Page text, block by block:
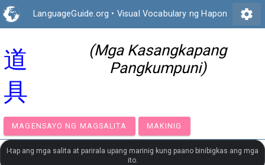
LanguageGuide.org • Visual Vocabulary ng Hapon settings
道
具
(Mga Kasangkapang
Pangkumpuni)
MAGENSAYO NG MAGSALITA MAKINIG
I-tap ang mga salita at parirala upang marinig kung paano binibigkas ang mga
ito.